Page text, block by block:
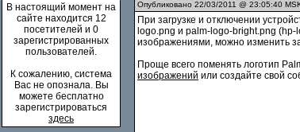
В настоящий момент на
сайте находится 12
посетителей и 0
зарегистрированных
пользователей.
К сожалению, система
Вас не опознала. Вы
можете бесплатно
зарегистрироваться
здесь
Опубликовано 22/03/2011 @ 23:05:40
При загрузке и отключении
logo.png и palm-logo-bright.png
изображениями, можно изменить
Проще всего поменять логотип
изображений или создайте свой